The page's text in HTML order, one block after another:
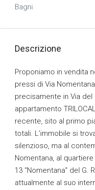
Bagni
Descrizione
Proponiamo in vendita
pressi di Via
precisamente in Via
appartamento
recente, sito al primo
totali. L’immobile si
silenzioso, ma al
Nomentana, al
13 “Nomentana” del G.
attualmente al suo